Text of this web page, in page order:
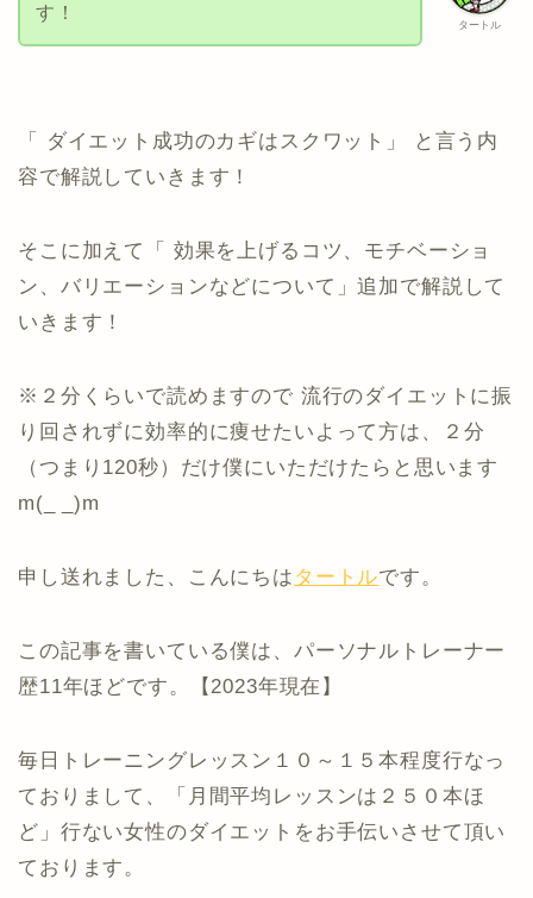
タートル
す！
「 ダイエット成功のカギはスクワット」 と言う内
容で解説していきます！
そこに加えて「 効果を上げるコツ、モチベーショ
ン、バリエーションなどについて」追加で解説して
いきます！
※２分くらいで読めますので 流行のダイエットに振
り回されずに効率的に痩せたいよって方は、２分
（つまり120秒）だけ僕にいただけたらと思います
m(_ _)m
申し送れました、こんにちは タートルです。
この記事を書いている僕は、パーソナルトレーナー
歴11年ほどです。【2023年現在】
毎日トレーニングレッスン１０～１５本程度行なっ
ておりまして、「月間平均レッスンは２５０本ほ
ど」行ない女性のダイエットをお手伝いさせて頂い
ております。